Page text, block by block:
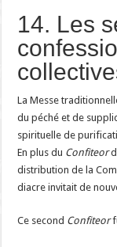
14. Les
La Messe
du péché et de
spirituelle de
En plus du Confiteor
distribution de la
diacre invitait de
Ce second Confiteor